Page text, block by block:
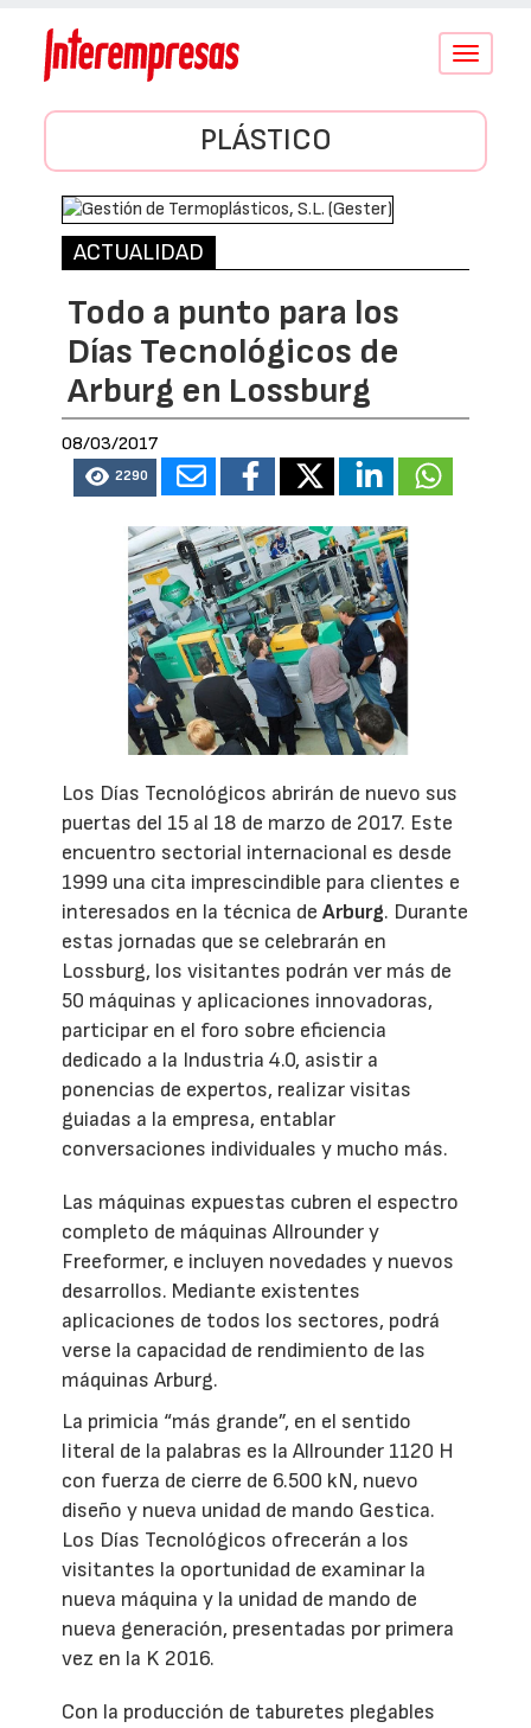
Conmutar
PLÁSTICO
ACTUALIDAD
Todo a punto para los
Días Tecnológicos de
Arburg en Lossburg
08/03/2017
2290
Los Días Tecnológicos abrirán de nuevo sus
puertas del 15 al 18 de marzo de 2017. Este
encuentro sectorial internacional es desde
1999 una cita imprescindible para clientes e
interesados en la técnica deArburg. Durante
estas jornadas que se celebrarán en
Lossburg, los visitantes podrán ver más de
50 máquinas y aplicaciones innovadoras,
participar en el foro sobre eficiencia
dedicado a la Industria 4.0, asistir a
ponencias de expertos, realizar visitas
guiadas a la empresa, entablar
conversaciones individuales y mucho más.
Las máquinas expuestas cubren el espectro
completo de máquinas Allrounder y
Freeformer, e incluyen novedades y nuevos
desarrollos. Mediante existentes
aplicaciones de todos los sectores, podrá
verse la capacidad de rendimiento de las
máquinas Arburg.
La primicia “más grande”, en el sentido
literal de la palabras es la Allrounder 1120 H
con fuerza de cierre de 6.500 kN, nuevo
diseño y nueva unidad de mando Gestica.
Los Días Tecnológicos ofrecerán a los
visitantes la oportunidad de examinar la
nueva máquina y la unidad de mando de
nueva generación, presentadas por primera
vez en la K 2016.
Con la producción de taburetes plegables